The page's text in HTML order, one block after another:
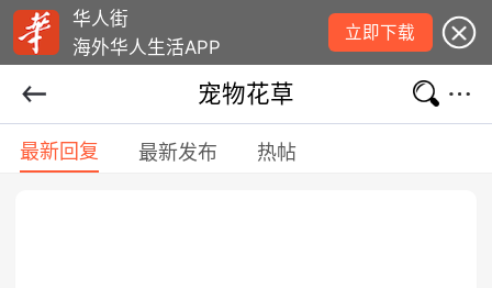
华人街
海外华人生活APP
立即下载
宠物花草
最新回复 最新发布 热帖